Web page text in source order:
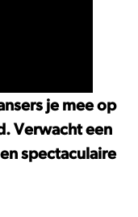
je mee op
Verwacht een
spectaculaire